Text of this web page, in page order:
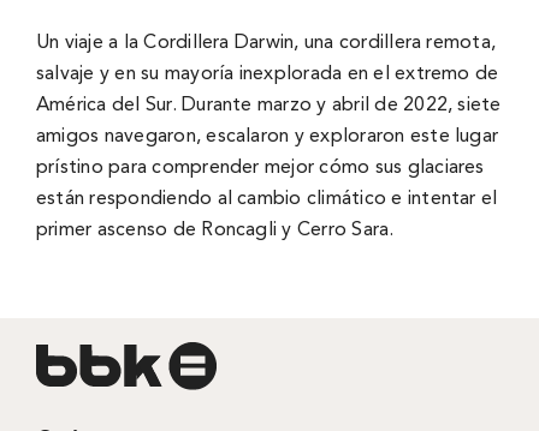
Un viaje a la Cordillera Darwin, una cordillera remota,
salvaje y en su mayoría inexplorada en el extremo de
América del Sur. Durante marzo y abril de 2022, siete
amigos navegaron, escalaron y exploraron este lugar
prístino para comprender mejor cómo sus glaciares
están respondiendo al cambio climático e intentar el
primer ascenso de Roncagli y Cerro Sara.